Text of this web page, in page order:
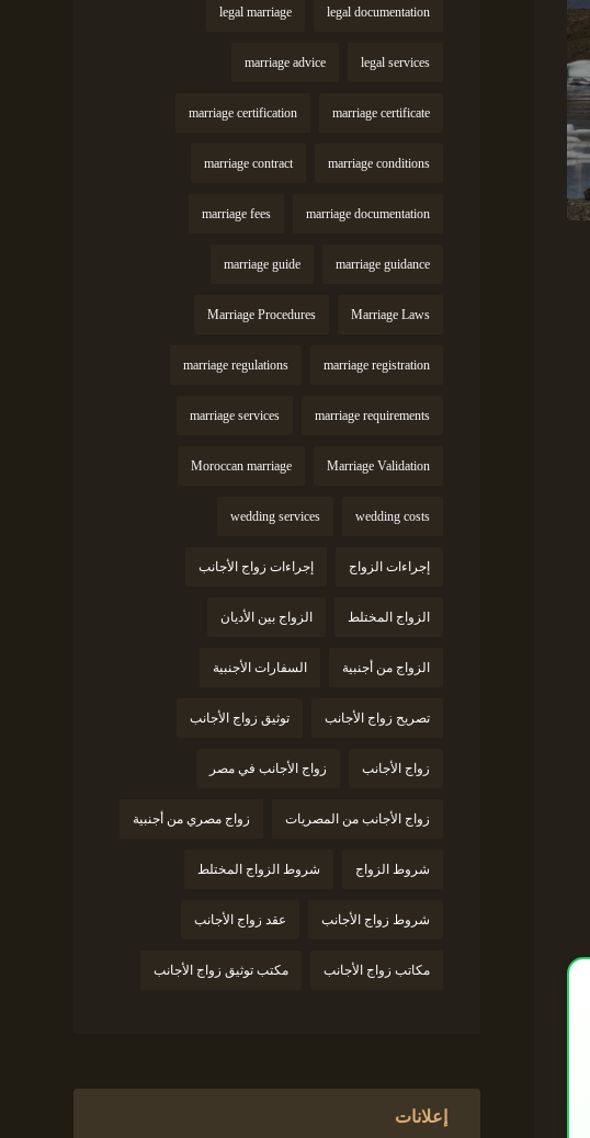
legal documentation
legal marriage
legal services
marriage advice
marriage certificate
marriage certification
marriage conditions
marriage contract
marriage documentation
marriage fees
marriage guidance
marriage guide
Marriage Laws
Marriage Procedures
marriage registration
marriage regulations
marriage requirements
marriage services
Marriage Validation
Moroccan marriage
wedding costs
wedding services
إجراءات الزواج إجراءات زواج الأجانب
الزواج المختلط الزواج بين الأديان
الزواج من أجنبية السفارات الأجنبية
تصريح زواج الأجانب توثيق زواج الأجانب
زواج الأجانب زواج الأجانب في مصر
زواج الأجانب من المصريات زواج مصري من أجنبية
شروط الزواج شروط الزواج المختلط
شروط زواج الأجانب عقد زواج الأجانب
مكاتب زواج الأجانب مكتب توثيق زواج الأجانب
إعلانات